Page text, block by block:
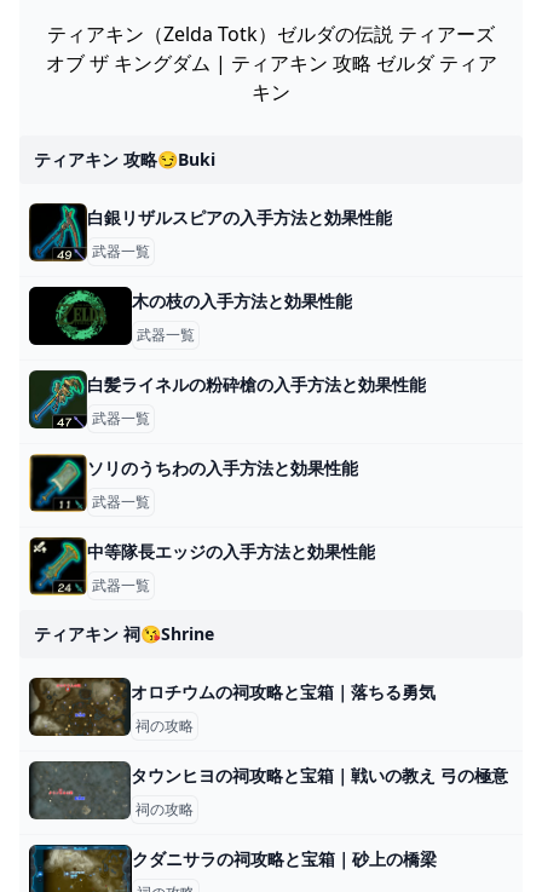
ティアキン（Zelda Totk）ゼルダの伝説 ティアーズ
オブ ザ キングダム | ティアキン 攻略 ゼルダ ティア
キン
ティアキン 攻略😏buki
白銀リザルスピアの入手方法と効果性能
武器一覧
木の枝の入手方法と効果性能
武器一覧
白髪ライネルの粉砕槍の入手方法と効果性能
武器一覧
ソリのうちわの入手方法と効果性能
武器一覧
中等隊長エッジの入手方法と効果性能
武器一覧
ティアキン 祠😘shrine
オロチウムの祠攻略と宝箱｜落ちる勇気
祠の攻略
タウンヒヨの祠攻略と宝箱｜戦いの教え 弓の極意
祠の攻略
クダニサラの祠攻略と宝箱｜砂上の橋梁